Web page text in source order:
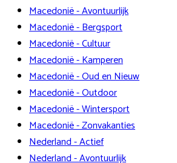
Macedonië - Avontuurlijk
Macedonië - Bergsport
Macedonië - Cultuur
Macedonië - Kamperen
Macedonië - Oud en Nieuw
Macedonië - Outdoor
Macedonië - Wintersport
Macedonië - Zonvakanties
Nederland - Actief
Nederland - Avontuurlijk